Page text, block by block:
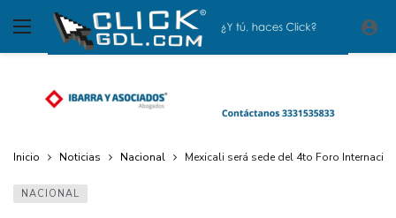
Inicio Noticias Nacional Mexicali será sede del 4to Foro
NACIONAL